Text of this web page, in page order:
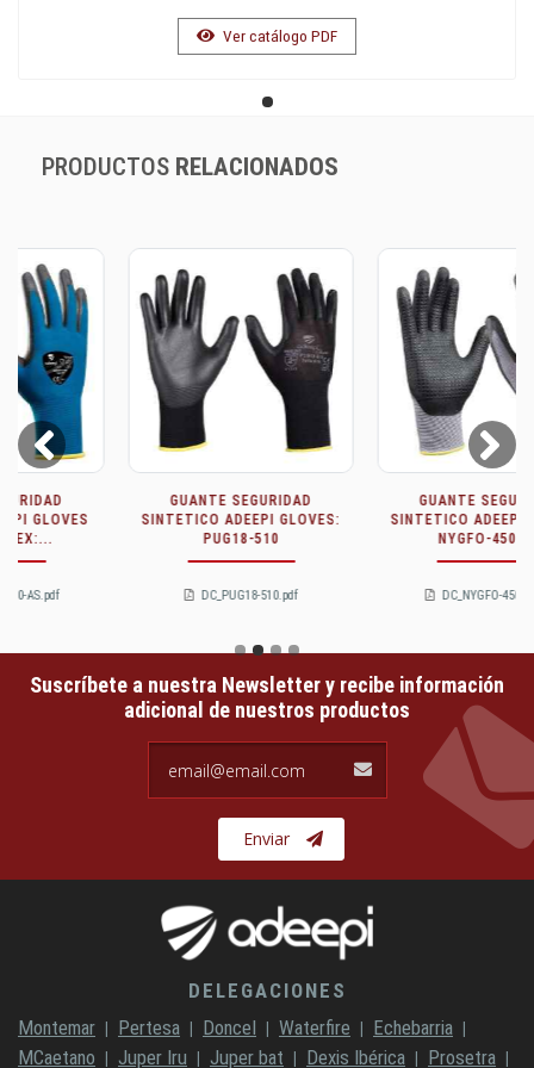
Ver catálogo PDF
PRODUCTOS RELACIONADOS
Prev
GUANTE SEGURIDAD
SINTETICO ADEEPI GLOVES:
DC_PUG18-510.pdf
GUANTE SEGURIDAD
SINTETICO ADEEPI GLOVES:
NYGFO-450-NP
DC_NYGFO-450-NP.pdf
Next
Suscríbete a nuestra Newsletter y recibe información
adicional de nuestros productos
Enviar
DELEGACIONES
Montemar
Pertesa Doncel Waterfire
Echebarria
MCaetano
Juper Iru Juper bat Dexis Ibérica Prosetra